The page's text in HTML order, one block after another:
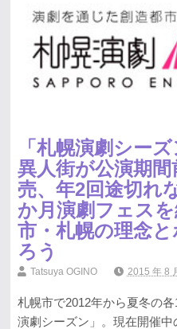
「札幌演劇シー
異人街が公演期
売、年2回途切れ
か月演劇フェス
市・札幌の理念
ろう
Tatsuya OGINO 2015 年 8
札幌市で2012年から夏冬の
演劇シーズン」。現在開催